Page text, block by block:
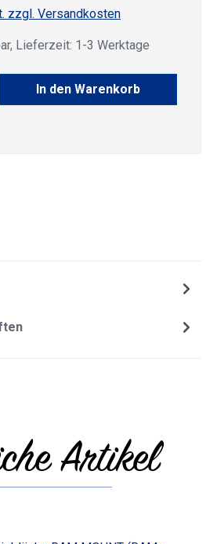
zzgl. Versandkosten
Lieferzeit: 1-3 Werktage
Gib den gewünschten
In den Warenkorb
Artikel